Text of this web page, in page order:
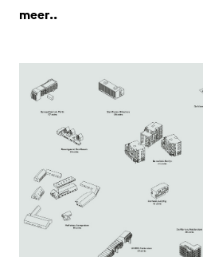
groenstructuur, steunt hun
meer..